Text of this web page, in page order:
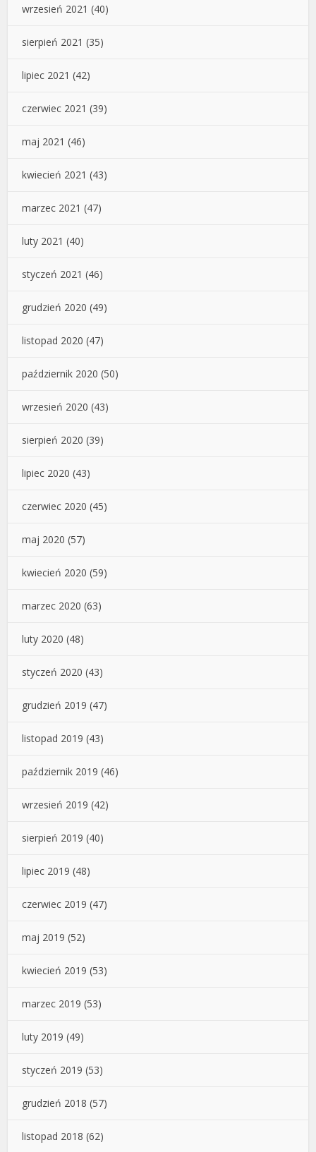
wrzesień 2021 (40)
sierpień 2021 (35)
lipiec 2021 (42)
czerwiec 2021 (39)
maj 2021 (46)
kwiecień 2021 (43)
marzec 2021 (47)
luty 2021 (40)
styczeń 2021 (46)
grudzień 2020 (49)
listopad 2020 (47)
październik 2020 (50)
wrzesień 2020 (43)
sierpień 2020 (39)
lipiec 2020 (43)
czerwiec 2020 (45)
maj 2020 (57)
kwiecień 2020 (59)
marzec 2020 (63)
luty 2020 (48)
styczeń 2020 (43)
grudzień 2019 (47)
listopad 2019 (43)
październik 2019 (46)
wrzesień 2019 (42)
sierpień 2019 (40)
lipiec 2019 (48)
czerwiec 2019 (47)
maj 2019 (52)
kwiecień 2019 (53)
marzec 2019 (53)
luty 2019 (49)
styczeń 2019 (53)
grudzień 2018 (57)
listopad 2018 (62)